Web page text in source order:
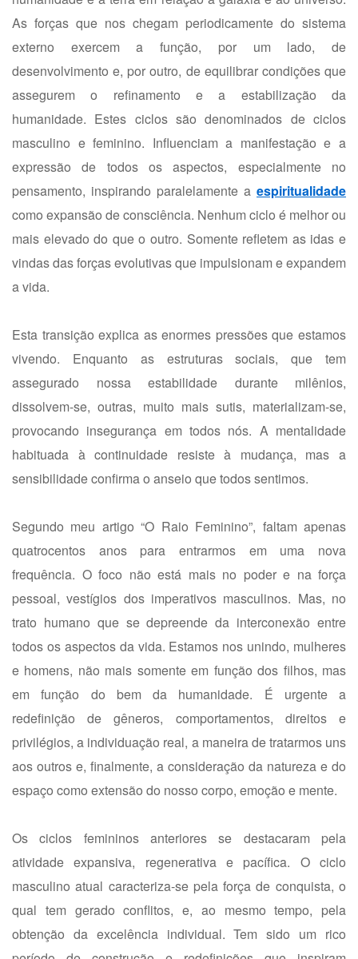
As forças que nos chegam periodicamente do sistema
externo exercem a função, por um lado, de
desenvolvimento e, por outro, de equilibrar condições que
assegurem o refinamento e a estabilização da
humanidade. Estes ciclos são denominados de ciclos
masculino e feminino. Influenciam a manifestação e a
expressão de todos os aspectos, especialmente no
pensamento, inspirando paralelamente a espiritualidade
como expansão de consciência. Nenhum ciclo é melhor ou
mais elevado do que o outro. Somente refletem as idas e
vindas das forças evolutivas que impulsionam e expandem
a vida.
Esta transição explica as enormes pressões que estamos
vivendo. Enquanto as estruturas sociais, que tem
assegurado nossa estabilidade durante milênios,
dissolvem-se, outras, muito mais sutis, materializam-se,
provocando insegurança em todos nós. A mentalidade
habituada à continuidade resiste à mudança, mas a
sensibilidade confirma o anseio que todos sentimos.
Segundo meu artigo “O Raio Feminino”, faltam apenas
quatrocentos anos para entrarmos em uma nova
frequência. O foco não está mais no poder e na força
pessoal, vestígios dos imperativos masculinos. Mas, no
trato humano que se depreende da interconexão entre
todos os aspectos da vida. Estamos nos unindo, mulheres
e homens, não mais somente em função dos filhos, mas
em função do bem da humanidade. É urgente a
redefinição de gêneros, comportamentos, direitos e
privilégios, a individuação real, a maneira de tratarmos uns
aos outros e, finalmente, a consideração da natureza e do
espaço como extensão do nosso corpo, emoção e mente.
Os ciclos femininos anteriores se destacaram pela
atividade expansiva, regenerativa e pacífica. O ciclo
masculino atual caracteriza-se pela força de conquista, o
qual tem gerado conflitos, e, ao mesmo tempo, pela
obtenção da excelência individual. Tem sido um rico